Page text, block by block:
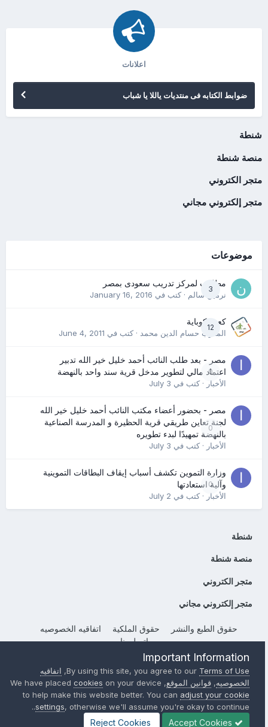
اعلانات
ضوابط الكتابه فى منتديات ياللا يا شباب
شنطة
منصة شنطة
متجر الكتروني
متجر إلكتروني مجاني
موضوعات
3
مطلوب لمركز تدريب سعودى بمصر
نرمين سالم· كتب في January 16, 2016
12
كعب كوباية
المدرب حسام الدين محمد· كتب في June 4, 2011
0
مصر - بعد طلب النائب أحمد خليل خير الله تدبير
اعتماد مالي لتطوير مدخل قرية سند واحد بالنهضة
الأخبار· كتب في July 3
0
مصر - بحضور أعضاء مكتب النائب أحمد خليل خير الله
لجنة تعاين طريقي قرية الحظيرة و المدرسة الصناعية
بالنهضة تمهيدًا لبدء تطويره
الأخبار· كتب في July 3
0
وزارة التموين تكشف أسباب إيقاف البطاقات التموينية
وآلية استعادتها
الأخبار· كتب في July 2
شنطة
منصة شنطة
متجر الكتروني
متجر إلكتروني مجاني
حقوق الطبع والنشر حقوق الملكية
اتفاقيه الخصوصيه
إتصل بنا
Powered by Invision CommunityImportant Information
By using this site, you agree to ourTerms of Use
, اتفاقيه
الخصوصيه, قوانين الموقع, We have placed
cookies on your device
to help make this website better. You canadjust your cookie
settings , otherwise we'll assume you're okay to continue..
Accept Cookies